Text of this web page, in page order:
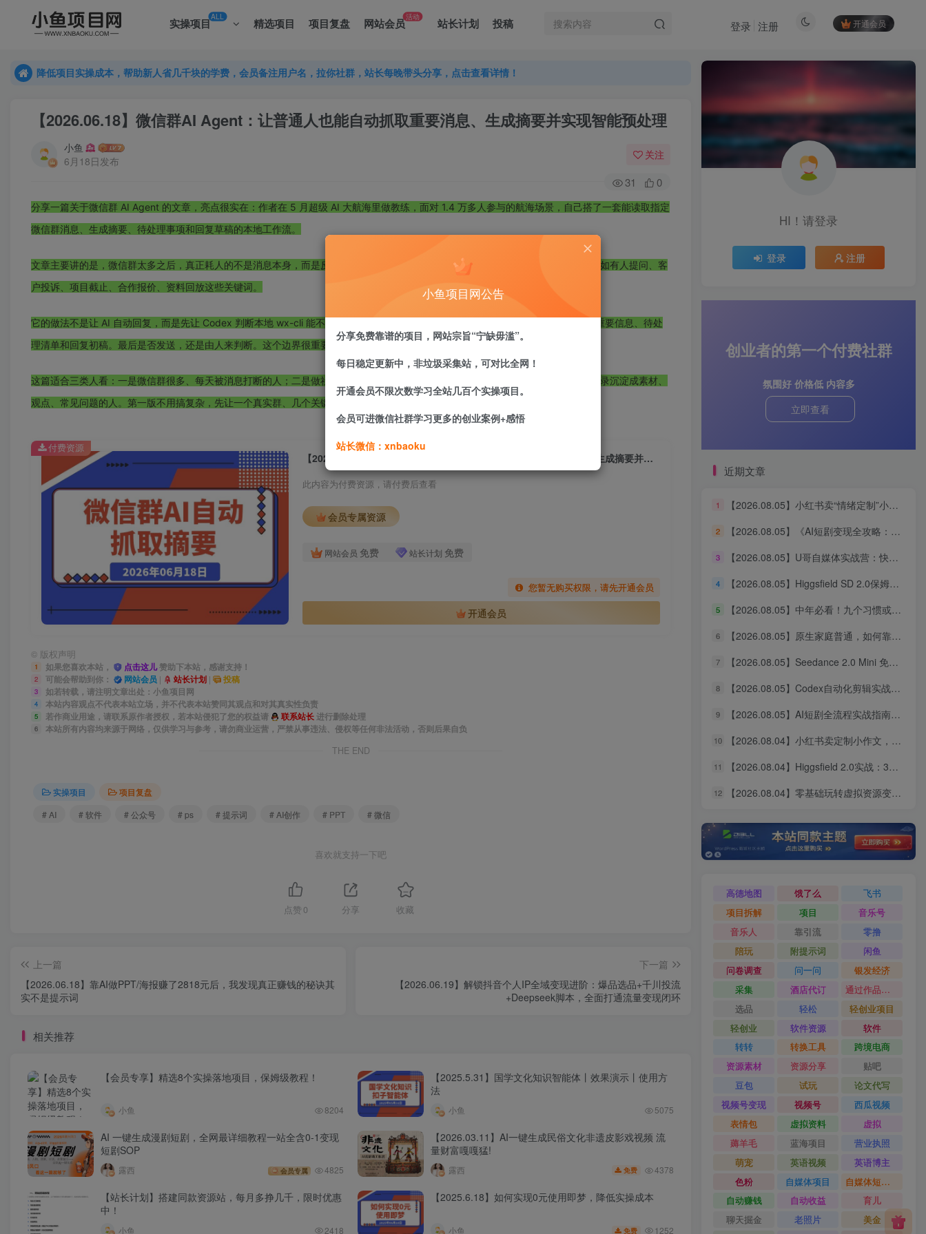
实操项目ALL 精选项目 项目复盘 网站会员活动 站长计划 投稿 开通会员
登录 注册
降低项目实操成本，帮助新人省几千块的学费，会员备注用户名，拉你社群，站长每晚带头分享，点击查看详情！
降低项目实操成本，帮助新人省几千块的学费，会员备注用户名，拉你社群，站长每晚带头分享，点击查看详情！
【2026.06.18】微信群AI Agent：让普通人也能自动抓取重要消息、生成摘要并实现智能预处理
小鱼
6月18日发布
关注
31 0
分享一篇关于微信群 AI Agent 的文章，亮点很实在：作者在 5 月超级 AI 大航海里做教练，面对 1.4 万多人参与的航海场景，自己搭了一套能读取指定
微信群消息、生成摘要、待处理事项和回复草稿的本地工作流。
文章主要讲的是，微信群太多之后，真正耗人的不是消息本身，而是反复被打断。很多群开了免打扰，又怕漏掉和自己有关的内容，比如有人提问、客
户投诉、项目截止、合作报价、资料回放这些关键词。
它的做法不是让 AI 自动回复，而是先让 Codex 判断本地 wx-cli 能不能用，再读取指定群的消息，按你关心的关键词整理成群摘要、重要信息、待处
理清单和回复初稿。最后是否发送，还是由人来判断。这个边界很重要，社群答疑、客户沟通、课程助教都不适合直接交给 AI 乱回。
这篇适合三类人看：一是微信群很多、每天被消息打断的人；二是做社群、课程、训练营，需要处理提问和反馈的人；三是想把聊天记录沉淀成素材、
观点、常见问题的人。第一版不用搞复杂，先让一个真实群、几个关键词、一个摘要结果跑起来，就已经能省不少盯群时间。
【2026.06.18】微信群AI Agent：让普通人也能自动抓取重要消息、生成摘要并实现智能预处理
此内容为付费资源，请付费后查看
会员专属资源
网站会员 免费 站长计划 免费
您暂无购买权限，请先开通会员
开通会员
付费资源
© 版权声明
1 如果您喜欢本站， 点击这儿赞助下本站，感谢支持！
2 可能会帮助到你： 网站会员 | 站长计划 | 投稿
3 如若转载，请注明文章出处：小鱼项目网
4 本站内容观点不代表本站立场，并不代表本站赞同其观点和对其真实性负责
5 若作商业用途，请联系原作者授权，若本站侵犯了您的权益请 联系站长进行删除处理
6
本站所有内容均来源于网络，仅供学习与参考，请勿商业运营，严禁从事违法、侵权等任何非法活动，否则后果自负
THE END
实操项目
项目复盘
# AI
# 软件 # 公众号 # ps # 提示词 # AI创作 # PPT # 微信
喜欢就支持一下吧
点赞 0 分享 收藏
上一篇
【2026.06.18】靠AI做PPT/海报赚了2818元后，我发现真正赚钱的秘诀其
实不是提示词
下一篇
【2026.06.19】解锁抖音个人IP全域变现进阶：爆品选品+千川投流
+Deepseek脚本，全面打通流量变现闭环
相关推荐
【会员专享】精选8个实操落地项目，保姆级教程！
小鱼 8204
【2025.5.31】国学文化知识智能体丨效果演示丨使用方
法
小鱼 5075
AI 一键生成漫剧短剧，全网最详细教程一站全含0-1变现
短剧SOP
露西 会员专属 4825
【2026.03.11】AI一键生成民俗文化非遗皮影戏视频 流
量财富嘎嘎猛!
露西 免费 4378
【站长计划】搭建同款资源站，每月多挣几千，限时优惠
中！
小鱼 2418
【2025.6.18】如何实现0元使用即梦，降低实操成本
小鱼 免费 1252
HI！请登录
登录 注册
创业者的第一个付费社群
氛围好 价格低 内容多
立即查看
近期文章
1 【2026.08.05】小红书卖“情绪定制”小服务，客单价6.88-14.88，227天狂出2万+单，净赚13万+
2 【2026.08.05】《AI短剧变现全攻略：婆媳题材引爆女性流量，四大变现路径一次打通》
3 【2026.08.05】U哥自媒体实战营：快速起号、引爆流量、打造爆款内容能力
4 【2026.08.05】Higgsfield SD 2.0保姆级教程：3分钟真人AI影视剧从0到1完整实操
5 【2026.08.05】中年必看！九个习惯或能助你更长寿
6 【2026.08.05】原生家庭普通，如何靠个人努力实现阶层跃升？这几点建议值得收藏
7 【2026.08.05】Seedance 2.0 Mini 免费无限用：10秒视频、9图+3音频全解锁！
8 【2026.08.05】Codex自动化剪辑实战：DeepSeek V4 Pro多API联动，图文成片Skill全流程拆解
9 【2026.08.05】AI短剧全流程实战指南：从爆款拆解到成片交付，掌握高效工作流与审美进阶秘籍
10 【2026.08.04】小红书卖定制小作文，9.9元一单狂卖1万+，普通人的轻资产搞钱路子
11 【2026.08.04】Higgsfield 2.0实战：3分钟真人AI影视剧全流程拆解，14天无限生成秘籍
12 【2026.08.04】零基础玩转虚拟资源变现：四大赛道实操指南，手把手教你搭建个人盈利体系
高德地图 饿了么
飞书
项目拆解
项目
音乐号
音乐人
靠引流
零撸
陪玩
附提示词
闲鱼
问卷调查
问一问
银发经济
采集
酒店代订
通过作品流量
选品
轻松
轻创业项目
轻创业
软件资源
软件
转转
转换工具
跨境电商
资源素材
资源分享
贴吧
豆包
试玩
论文代写
视频号变现
视频号
西瓜视频
表情包
虚拟资料
虚拟
薅羊毛
蓝海项目
营业执照
萌宠
英语视频
英语博主
色粉
自媒体项目
自媒体短视频
自动赚钱
自动收益
育儿
聊天掘金
老照片
美金
小鱼项目网公告
分享免费靠谱的项目，网站宗旨“宁缺毋滥”。
每日稳定更新中，非垃圾采集站，可对比全网！
开通会员不限次数学习全站几百个实操项目。
会员可进微信社群学习更多的创业案例+感悟
站长微信：xnbaoku